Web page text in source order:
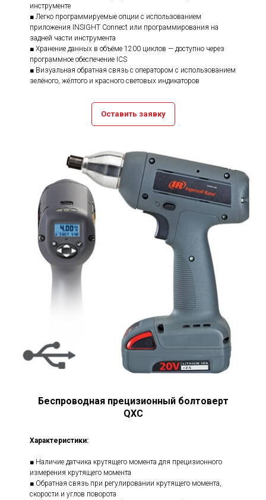
инструменте
■ Легко программируемые опции с использованием
приложения INSIGHT Connect или программирования на
задней части инструмента
■ Хранение данных в объёме 1200 циклов — доступно через
программное обеспечение ICS
■ Визуальная обратная связь с оператором с использованием
зелёного, жёлтого и красного световых индикаторов
Оставить заявку
Беспроводная прецизионный болтоверт
QXC
Характеристики:
■ Наличие датчика крутящего момента для прецизионного
измерения крутящего момента
■ Обратная связь при регулировании крутящего момента,
скорости и углов поворота